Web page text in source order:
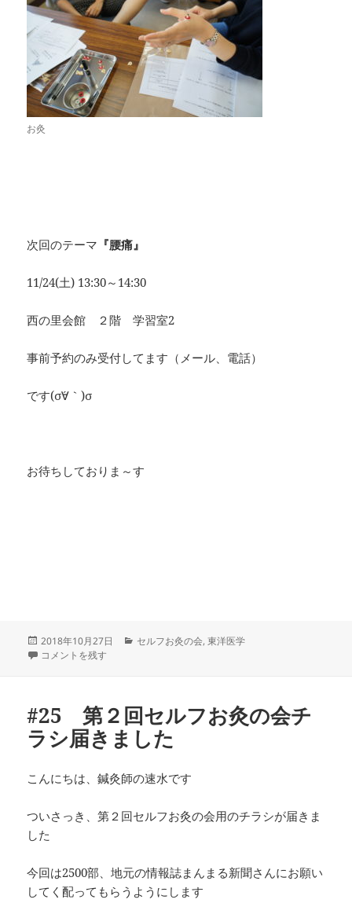
お灸
次回のテーマ 『腰痛』
11/24(土) 13:30～14:30
西の里会館 ２階 学習室2
事前予約のみ受付してます（メール、電話）
です(σ´∀｀)σ
お待ちしておりま～す
投
稿
2018年10月27日
カ
セルフお灸の会,東洋医学
#36 第2回セルフお灸の会 実施しました〜 に
コメントを残す
#25 第２回セルフお灸の会チ
ラシ届きました
こんにちは、鍼灸師の速水です
ついさっき、第２回セルフお灸の会用のチラシが届きま
した
今回は2500部、地元の情報誌まんまる新聞さんにお願い
してく配ってもらうようにします